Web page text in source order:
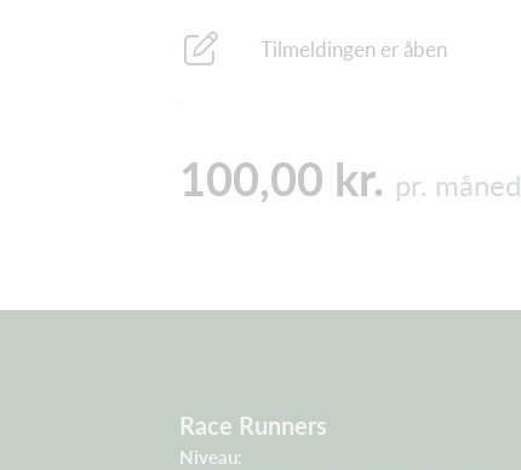
Tilmeldingen er åben
100,00 kr. pr. måned
Race Runners
Niveau: